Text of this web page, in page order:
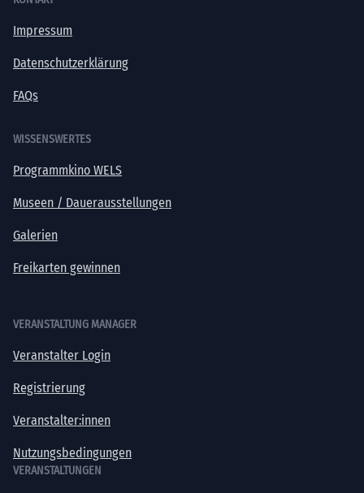
Impressum
Datenschutzerklärung
FAQs
WISSENSWERTES
Programmkino WELS
Museen / Dauerausstellungen
Galerien
Freikarten gewinnen
VERANSTALTUNG MANAGER
Veranstalter Login
Registrierung
Veranstalter:innen
Nutzungsbedingungen
VERANSTALTUNGEN